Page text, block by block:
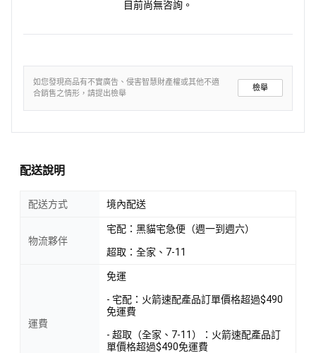
目前尚無咨詢。
如您發現商品有不實廣告、侵害智慧財產權或其他不適
合銷售之情形，請提出檢舉
檢舉
配送說明
配送方式 境內配送
物流夥伴
宅配：黑貓宅急便（週一到週六）
超取：全家、7-11
運費
免運
- 宅配：火箭速配產品訂單價格超過$490
免運費
- 超取（全家、7-11）：火箭速配產品訂
單價格超過$490免運費